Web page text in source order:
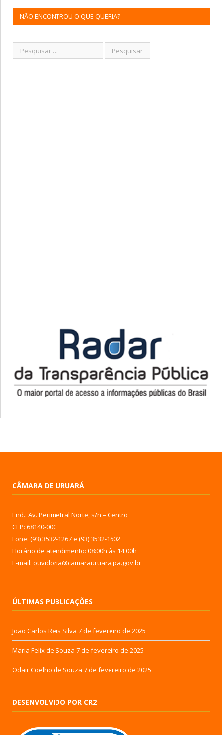
NÃO ENCONTROU O QUE QUERIA?
CÂMARA DE URUARÁ
End.: Av. Perimetral Norte, s/n – Centro
CEP: 68140-000
Fone: (93) 3532-1267 e (93) 3532-1602
Horário de atendimento: 08:00h às 14:00h
E-mail: ouvidoria@camarauruara.pa.gov.br
ÚLTIMAS PUBLICAÇÕES
João Carlos Reis Silva 7 de fevereiro de 2025
Maria Felix de Souza 7 de fevereiro de 2025
Odair Coelho de Souza 7 de fevereiro de 2025
DESENVOLVIDO POR CR2